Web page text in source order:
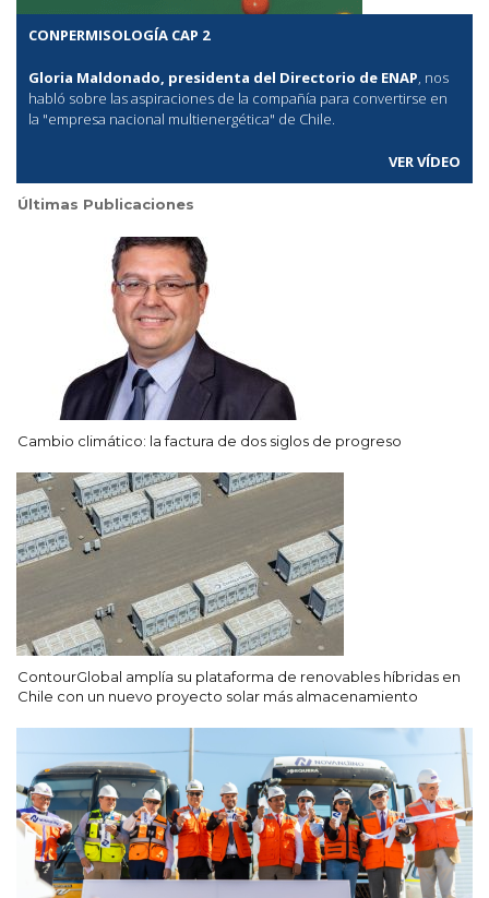
CONPERMISOLOGÍA CAP 2
Gloria Maldonado, presidenta del Directorio de ENAP , nos
habló sobre las aspiraciones de la compañía para convertirse en
la "empresa nacional multienergética" de Chile.
VER VÍDEO
Últimas Publicaciones
Cambio climático: la factura de dos siglos de progreso
ContourGlobal amplía su plataforma de renovables híbridas en
Chile con un nuevo proyecto solar más almacenamiento